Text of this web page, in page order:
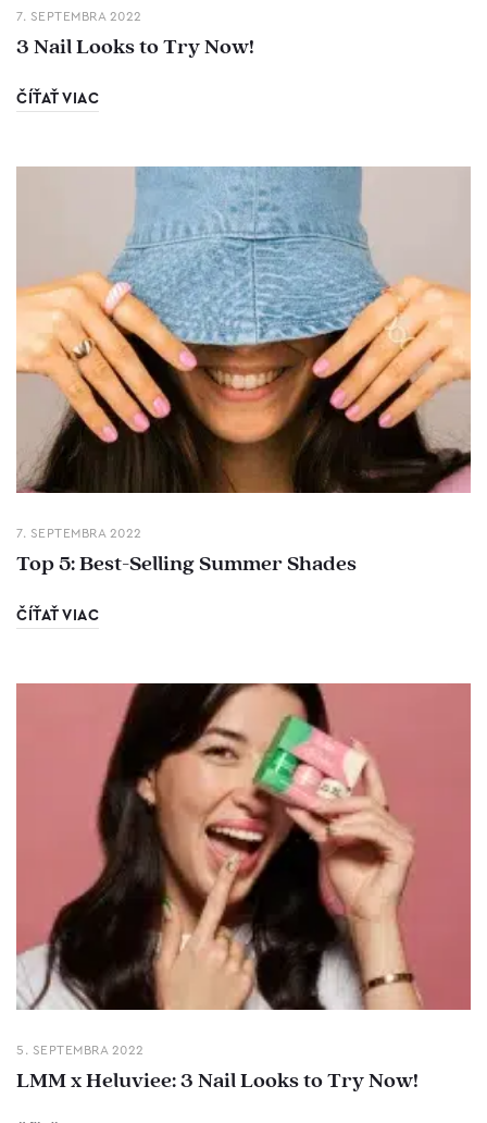
7. SEPTEMBRA 2022
3 Nail Looks to Try Now!
ČÍŤAŤ VIAC
7. SEPTEMBRA 2022
Top 5: Best-Selling Summer Shades
ČÍŤAŤ VIAC
5. SEPTEMBRA 2022
LMM x Heluviee: 3 Nail Looks to Try Now!